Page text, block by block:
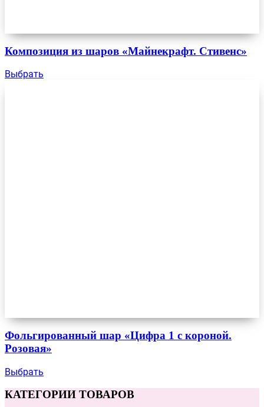
Композиция из шаров «Майнекрафт. Стивенс»
Выбрать
Фольгированный шар «Цифра 1 с короной.
Розовая»
Выбрать
КАТЕГОРИИ ТОВАРОВ